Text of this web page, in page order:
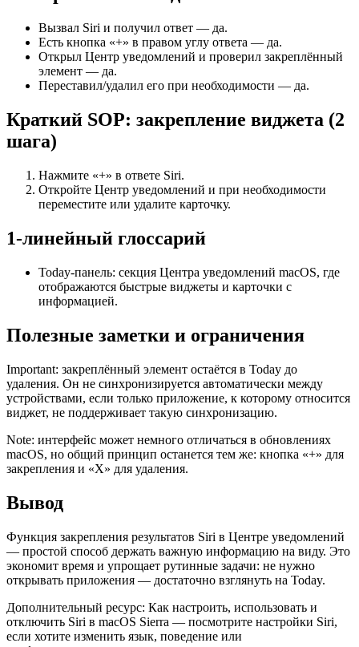
Вызвал Siri и получил ответ — да.
Есть кнопка «+» в правом углу ответа — да.
Открыл Центр уведомлений и проверил закреплённый
элемент — да.
Переставил/удалил его при необходимости — да.
Краткий SOP: закрепление виджета (2
шага)
Нажмите «+» в ответе Siri.
Откройте Центр уведомлений и при необходимости
переместите или удалите карточку.
1‑линейный глоссарий
Today-панель: секция Центра уведомлений macOS, где
отображаются быстрые виджеты и карточки с
информацией.
Полезные заметки и ограничения
Important: закреплённый элемент остаётся в Today до
удаления. Он не синхронизируется автоматически между
устройствами, если только приложение, к которому относится
виджет, не поддерживает такую синхронизацию.
Note: интерфейс может немного отличаться в обновлениях
macOS, но общий принцип останется тем же: кнопка «+» для
закрепления и «X» для удаления.
Вывод
Функция закрепления результатов Siri в Центре уведомлений
— простой способ держать важную информацию на виду. Это
экономит время и упрощает рутинные задачи: не нужно
открывать приложения — достаточно взглянуть на Today.
Дополнительный ресурс: Как настроить, использовать и
отключить Siri в macOS Sierra — посмотрите настройки Siri,
если хотите изменить язык, поведение или